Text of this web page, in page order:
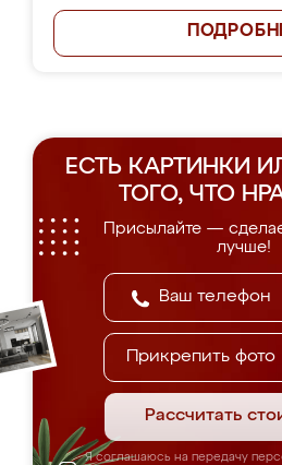
ЕСТЬ КАРТИНКИ
ТОГО, ЧТО
Присылайте —
лучше!
Прикрепить фото
Рассчитать
Я соглашаюсь на передачу